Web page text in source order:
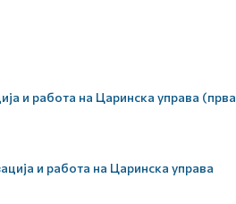
и работа на Царинска управа (прва
и работа на Царинска управа